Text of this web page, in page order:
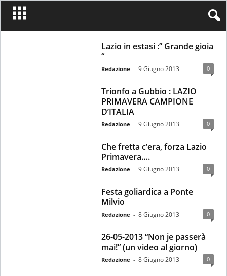
Lazio in estasi :” Grande gioia
“
Redazione - 9 Giugno 2013 0
Trionfo a Gubbio : LAZIO
PRIMAVERA CAMPIONE
D’ITALIA
Redazione - 9 Giugno 2013 0
Che fretta c’era, forza Lazio
Primavera….
Redazione - 9 Giugno 2013 0
Festa goliardica a Ponte
Milvio
Redazione - 8 Giugno 2013 0
26-05-2013 “Non je passerà
mai!” (un video al giorno)
Redazione - 8 Giugno 2013 0